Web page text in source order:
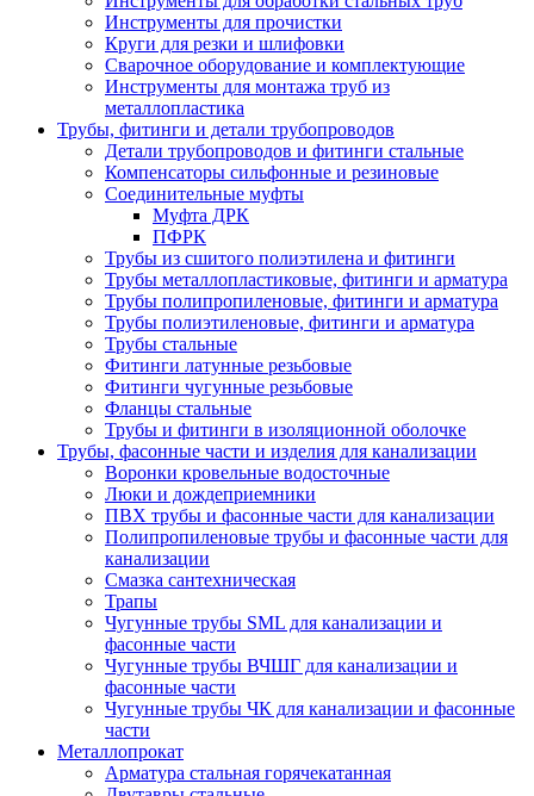
Инструменты для прочистки
Круги для резки и шлифовки
Сварочное оборудование и комплектующие
Инструменты для монтажа труб из
металлопластика
Трубы, фитинги и детали трубопроводов
Детали трубопроводов и фитинги стальные
Компенсаторы сильфонные и резиновые
Соединительные муфты
Муфта ДРК
ПФРК
Трубы из сшитого полиэтилена и фитинги
Трубы металлопластиковые, фитинги и арматура
Трубы полипропиленовые, фитинги и арматура
Трубы полиэтиленовые, фитинги и арматура
Трубы стальные
Фитинги латунные резьбовые
Фитинги чугунные резьбовые
Фланцы стальные
Трубы и фитинги в изоляционной оболочке
Трубы, фасонные части и изделия для канализации
Воронки кровельные водосточные
Люки и дождеприемники
ПВХ трубы и фасонные части для канализации
Полипропиленовые трубы и фасонные части для
канализации
Смазка сантехническая
Трапы
Чугунные трубы SML для канализации и
фасонные части
Чугунные трубы ВЧШГ для канализации и
фасонные части
Чугунные трубы ЧК для канализации и фасонные
части
Металлопрокат
Арматура стальная горячекатанная